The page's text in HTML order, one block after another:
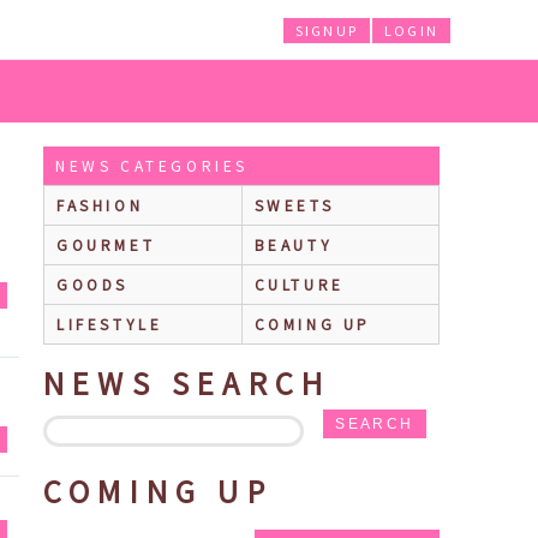
LOGIN
SIGNUP
NEWS CATEGORIES
FASHION
SWEETS
GOURMET
BEAUTY
GOODS
CULTURE
LIFESTYLE
COMING UP
NEWS SEARCH
SEARCH
COMING UP